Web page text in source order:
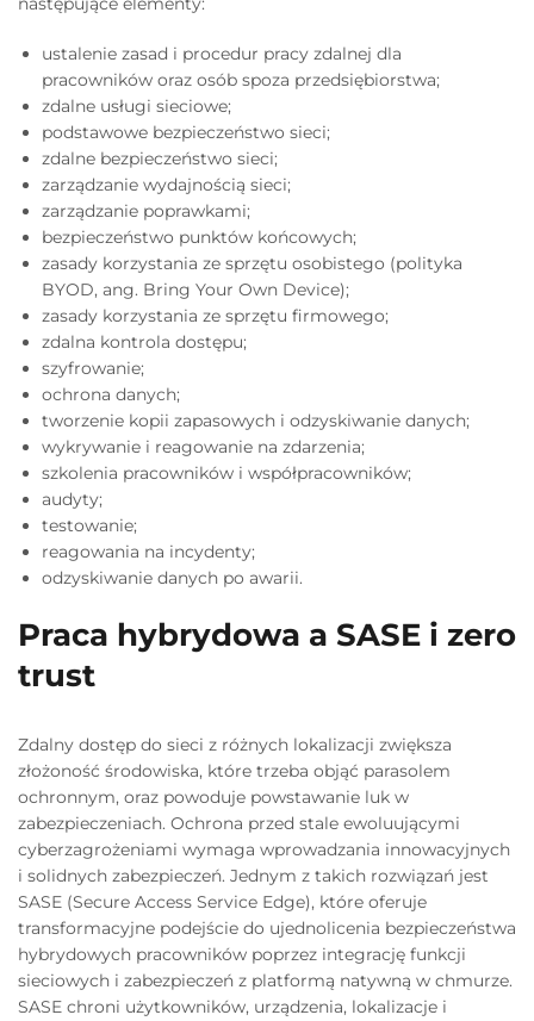
ustalenie zasad i procedur pracy zdalnej dla
pracowników oraz osób spoza przedsiębiorstwa;
zdalne usługi sieciowe;
podstawowe bezpieczeństwo sieci;
zdalne bezpieczeństwo sieci;
zarządzanie wydajnością sieci;
zarządzanie poprawkami;
bezpieczeństwo punktów końcowych;
zasady korzystania ze sprzętu osobistego (polityka
BYOD, ang. Bring Your Own Device);
zasady korzystania ze sprzętu firmowego;
zdalna kontrola dostępu;
szyfrowanie;
ochrona danych;
tworzenie kopii zapasowych i odzyskiwanie danych;
wykrywanie i reagowanie na zdarzenia;
szkolenia pracowników i współpracowników;
audyty;
testowanie;
reagowania na incydenty;
odzyskiwanie danych po awarii.
Praca hybrydowa a SASE i zero
trust
Zdalny dostęp do sieci z różnych lokalizacji zwiększa
złożoność środowiska, które trzeba objąć parasolem
ochronnym, oraz powoduje powstawanie luk w
zabezpieczeniach. Ochrona przed stale ewoluującymi
cyberzagrożeniami wymaga wprowadzania innowacyjnych
i solidnych zabezpieczeń. Jednym z takich rozwiązań jest
SASE (Secure Access Service Edge), które oferuje
transformacyjne podejście do ujednolicenia bezpieczeństwa
hybrydowych pracowników poprzez integrację funkcji
sieciowych i zabezpieczeń z platformą natywną w chmurze.
SASE chroni użytkowników, urządzenia, lokalizacje i